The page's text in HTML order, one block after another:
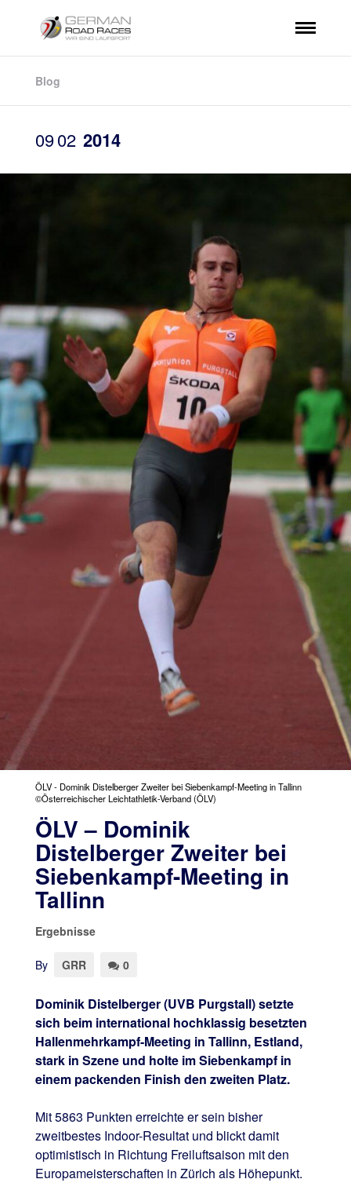
Blog
0902 2014
ÖLV - Dominik Distelberger Zweiter bei Siebenkampf-Meeting in Tallinn
©Österreichischer Leichtathletik-Verband (ÖLV)
ÖLV – Dominik
Distelberger Zweiter bei
Siebenkampf-Meeting in
Tallinn
Ergebnisse
By GRR 0
Dominik Distelberger (UVB Purgstall) setzte
sich beim international hochklassig besetzten
Hallenmehrkampf-Meeting in Tallinn, Estland,
stark in Szene und holte im Siebenkampf in
einem packenden Finish den zweiten Platz.
Mit 5863 Punkten erreichte er sein bisher
zweitbestes Indoor-Resultat und blickt damit
optimistisch in Richtung Freiluftsaison mit den
Europameisterschaften in Zürich als Höhepunkt.